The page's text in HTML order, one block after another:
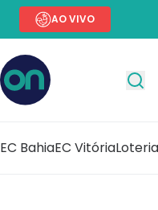
AO VIVO
EC BahiaEC Vitória